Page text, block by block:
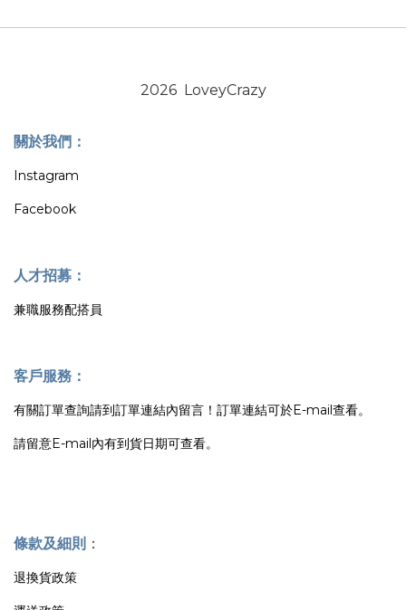
2026 LoveyCrazy
關於我們：
Instagram
Facebook
人才招募：
兼職服務配搭員
客戶服務：
有關訂單查詢請到訂單連結內留言！訂單連結可於E-mail查看。
請留意E-mail內有到貨日期可查看。
條款及細則 ：
退換貨政策